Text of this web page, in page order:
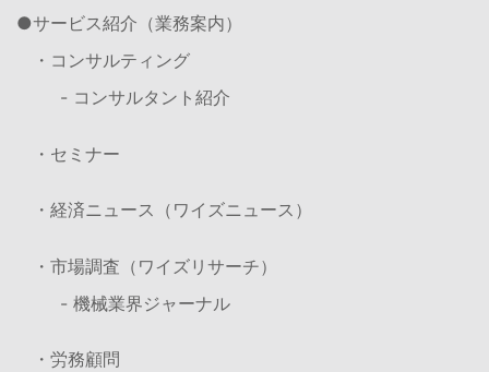
サービス紹介（業務案内）
・コンサルティング
- コンサルタント紹介
・セミナー
・経済ニュース（ワイズニュース）
・市場調査（ワイズリサーチ）
- 機械業界ジャーナル
・労務顧問